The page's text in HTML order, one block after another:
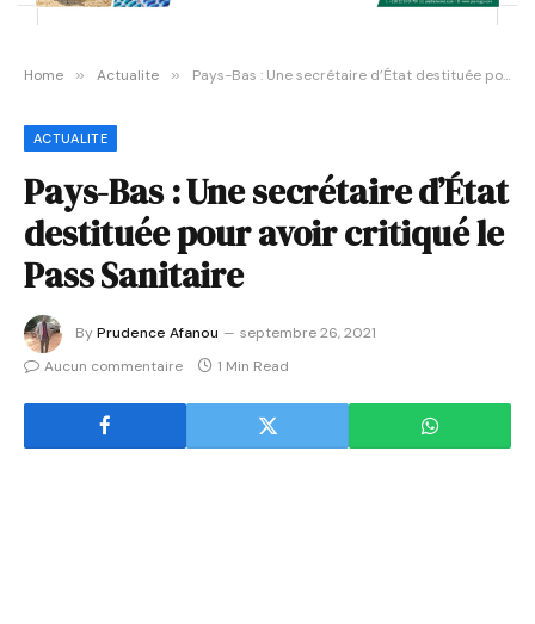
Home » Actualite » Pays-Bas : Une secrétaire d’État destituée pour avoir critiqué le Pass Sanitaire
ACTUALITE
Pays-Bas : Une secrétaire d’État
destituée pour avoir critiqué le
Pass Sanitaire
ByPrudence Afanou
septembre 26, 2021
Aucun commentaire
1 Min Read